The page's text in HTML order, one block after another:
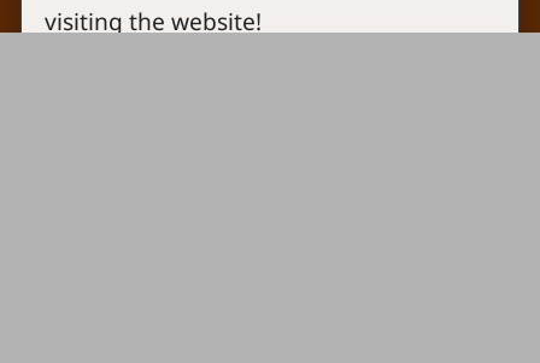
visiting the website!